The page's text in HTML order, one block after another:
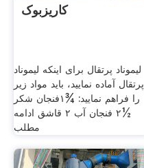
کاریزبوک
لیموناد پرتقال برای اینکه لیموناد
پرتقال آماده نمایید، باید مواد زیر
را فراهم نمایید: ¾۱فنجان شکر
½۲ فنجان آب ۲ قاشق ادامه
مطلب